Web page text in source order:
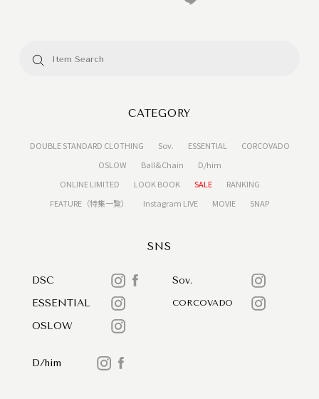
CATEGORY
DOUBLE STANDARD CLOTHING Sov. ESSENTIAL
CORCOVADO
OSLOW
Ball&Chain
D/him
ONLINE LIMITED
LOOK BOOK SALE
RANKING
FEATURE（特集一覧）
Instagram LIVE MOVIE SNAP
SNS
DSC
Sov.
ESSENTIAL
CORCOVADO
OSLOW
D/him